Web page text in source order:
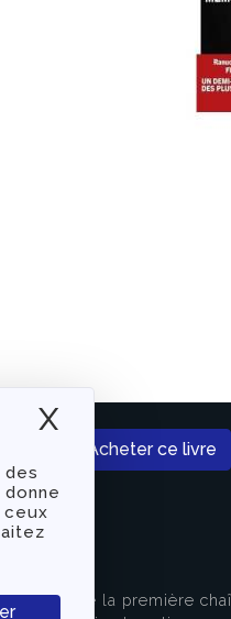
X Masquer
Acheter ce livre
représente la première